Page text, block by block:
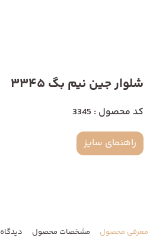
شلوار جین نیم بگ 3345
کد محصول : 3345
راهنمای سایز
معرفی محصول مشخصات محصول دیدگاه